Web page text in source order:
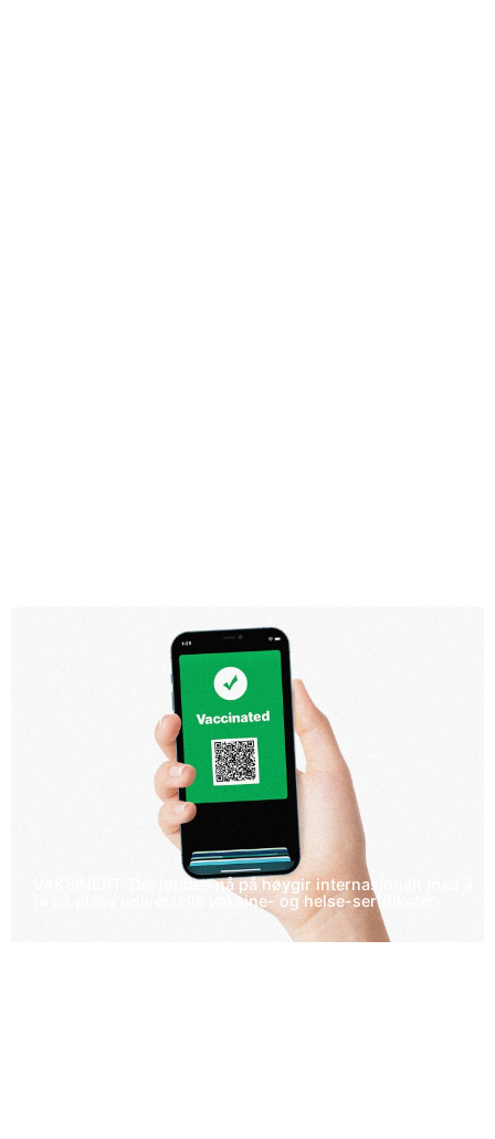
VAKSINERT: Det jobbes nå på høygir internasjonalt med å
få på plass universelle vaksine- og helse-sertifikater.